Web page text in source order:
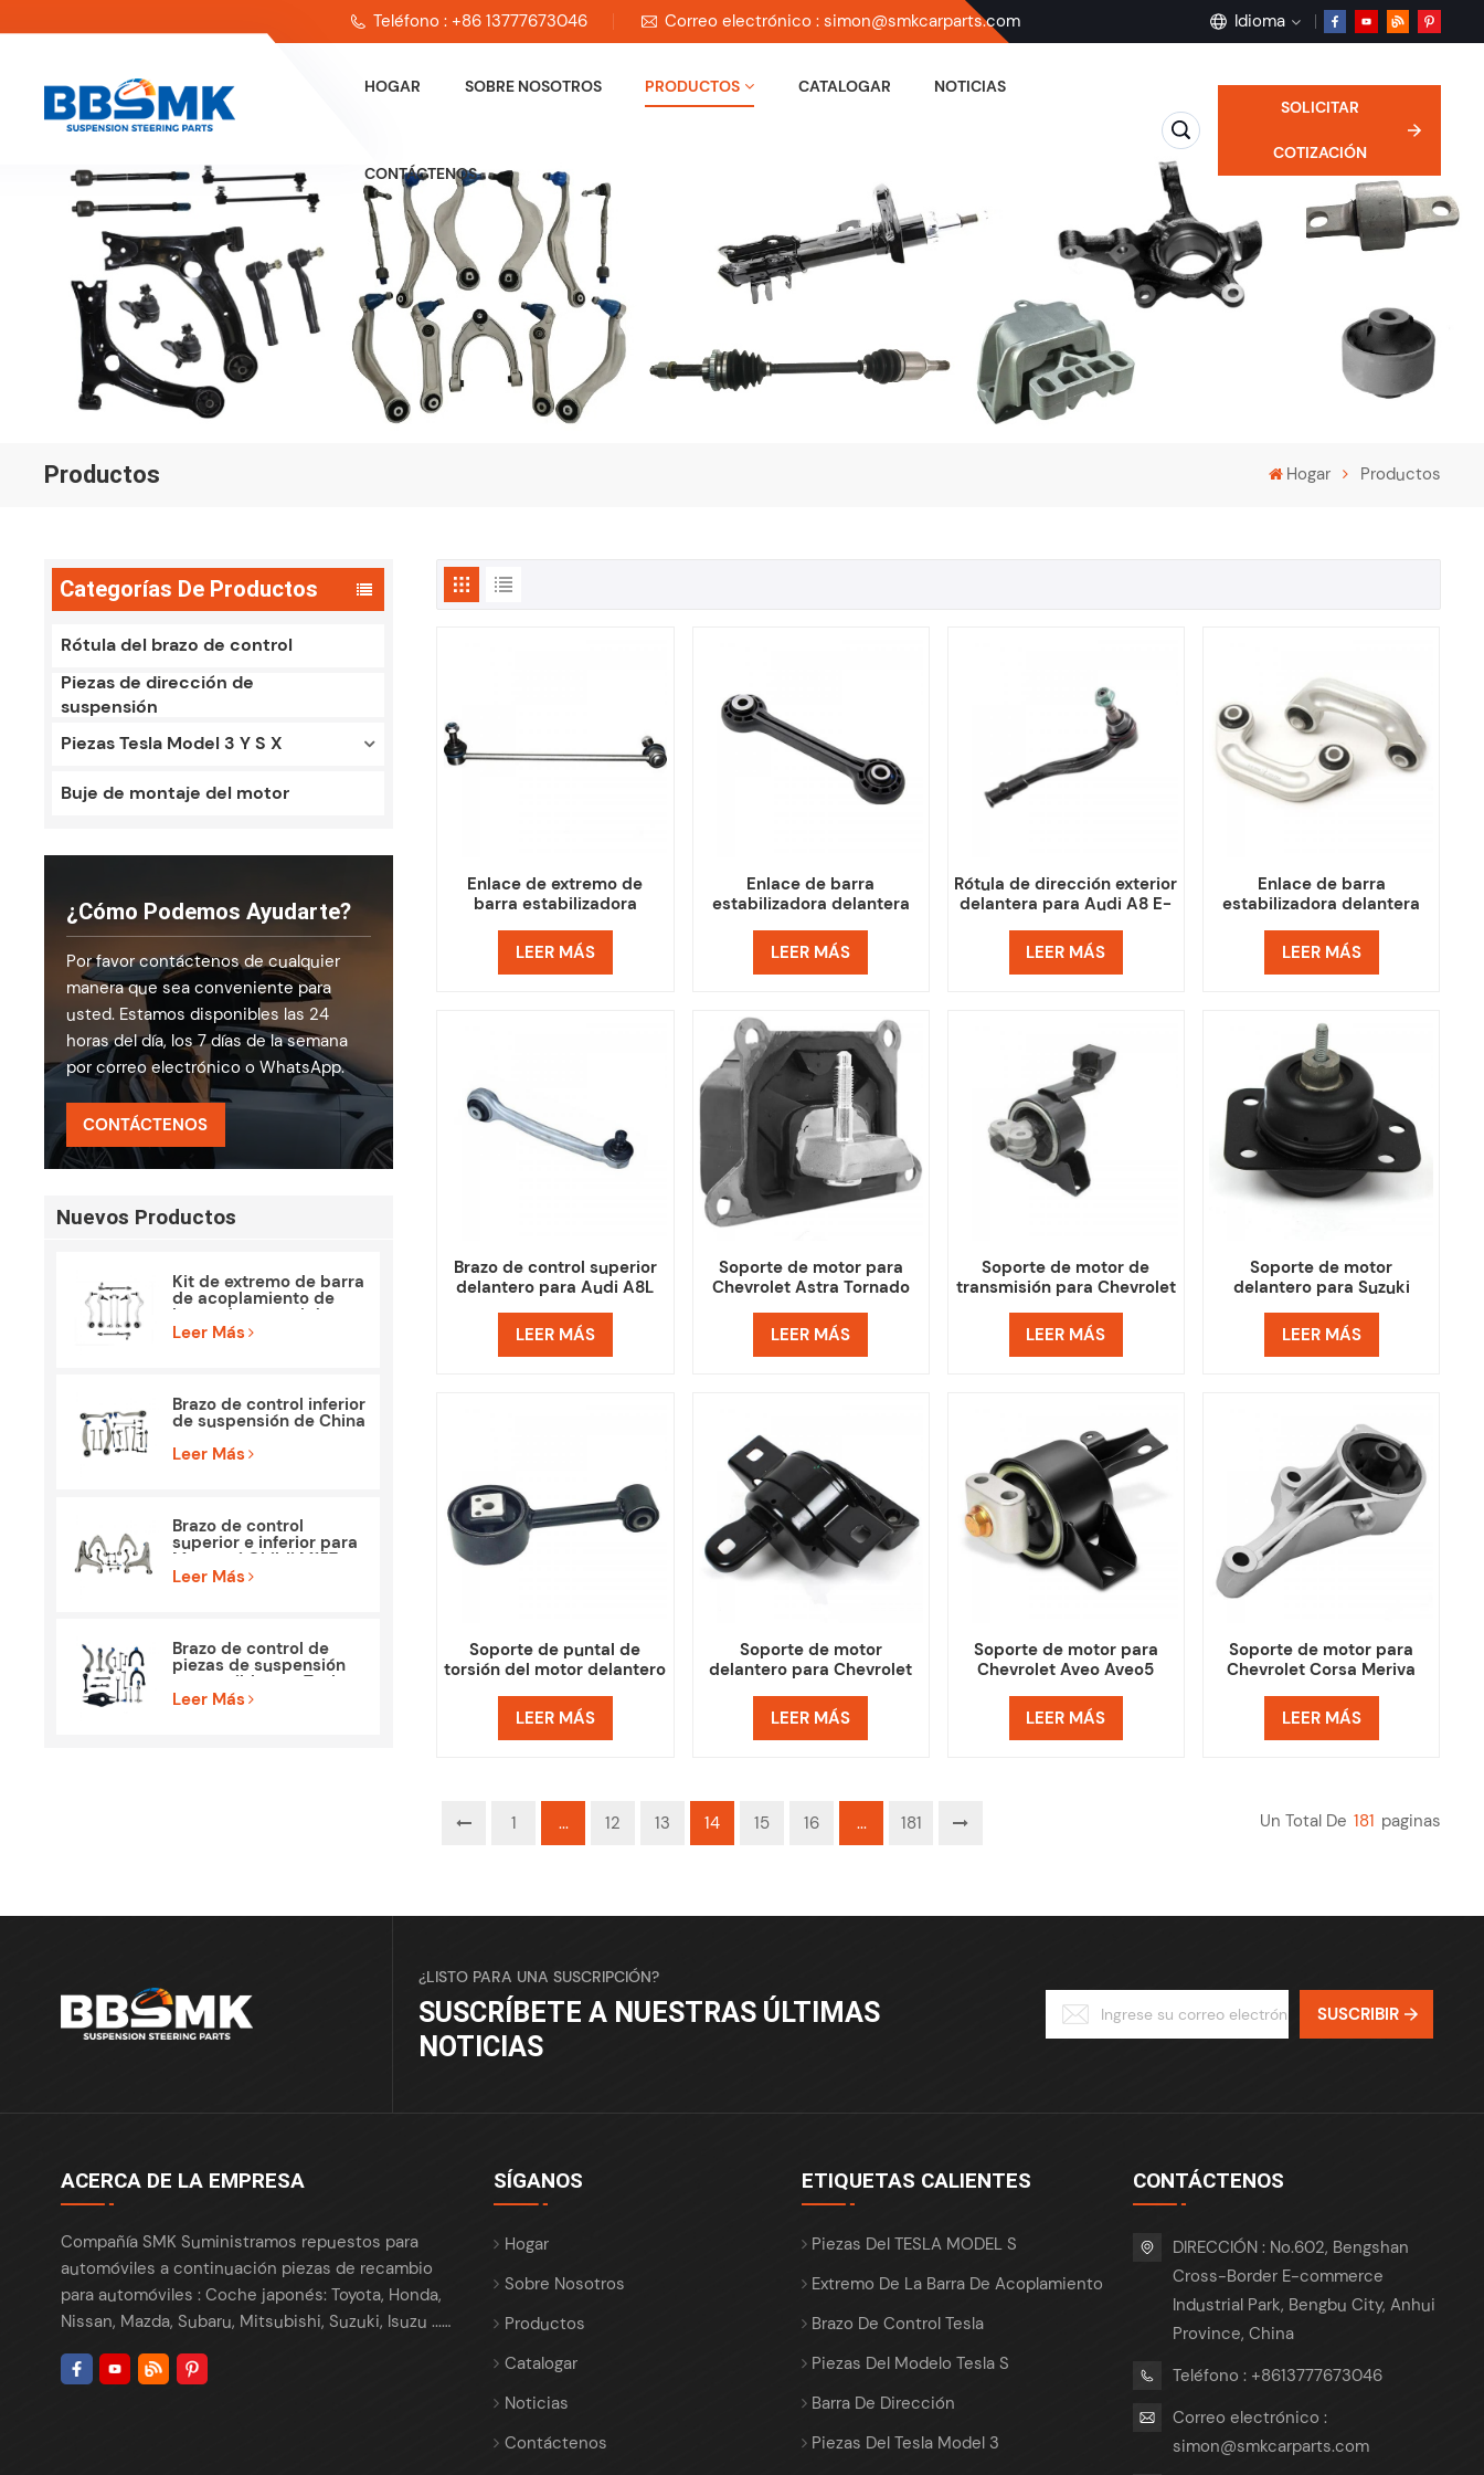
Teléfono : +86 13777673046 Correo electrónico : simon@smkcarparts.com Idioma
English
français
Deutsch
русский
HOGAR SOBRE NOSOTROS PRODUCTOS CATALOGAR NOTICIAS
CONTÁCTENOS
SOLICITAR
COTIZACIÓN
Productos Hogar Productos
Categorías De Productos
Rótula del brazo de control
Piezas de dirección de
suspensión
Piezas Tesla Model 3 Y S X
Buje de montaje del motor
¿Cómo Podemos Ayudarte?
Por favor contáctenos de cualquier
manera que sea conveniente para
usted. Estamos disponibles las 24
horas del día, los 7 días de la semana
por correo electrónico o WhatsApp.
CONTÁCTENOS
Nuevos Productos
Kit de extremo de barra
de acoplamiento de
brazo de control de
piezas de suspensión
Leer Más
Brazo de control inferior
de suspensión de China
para Mercedes Benz
W212 S212
Leer Más
Brazo de control
superior e inferior para
Maserati Ghibli M157
Piezas
Leer Más
Brazo de control de
piezas de suspensión
compatible con Tesla
Model 3
Leer Más
Enlace de extremo de
barra estabilizadora
Q2L TT VW Golf Jetta
LEER MÁS
Enlace de barra
estabilizadora delantera
A5 QUATTRO, A6, A6
QUATTRO, A7 QUATTRO
LEER MÁS
Rótula de dirección exterior
delantera para Audi A8 E-
LEER MÁS
Enlace de barra
estabilizadora delantera
A8 QUATTRO, S6, S8 y
Volkswagen PHAETON
LEER MÁS
Brazo de control superior
delantero para Audi A8L
LEER MÁS
Soporte de motor para
Chevrolet Astra Tornado
LEER MÁS
Soporte de motor de
transmisión para Chevrolet
LEER MÁS
Soporte de motor
delantero para Suzuki
Chevy Optra
LEER MÁS
Soporte de puntal de
torsión del motor delantero
Optra Suzuki Forenza Reno
LEER MÁS
Soporte de motor
delantero para Chevrolet
Wave G3
LEER MÁS
Soporte de motor para
Chevrolet Aveo Aveo5
LEER MÁS
Soporte de motor para
Chevrolet Corsa Meriva
LEER MÁS
1 ... 12 13 14 15 16 ... 181 Un Total De 181 Paginas
¿LISTO PARA UNA SUSCRIPCIÓN?
SUSCRÍBETE A NUESTRAS ÚLTIMAS
NOTICIAS
SUSCRIBIR
ACERCA DE LA EMPRESA
Compañía SMK Suministramos repuestos para
automóviles a continuación piezas de recambio
para automóviles : Coche japonés: Toyota, Honda,
Nissan, Mazda, Subaru, Mitsubishi, Suzuki, Isuzu ...
Porsche, Maserati, Renault, Peugeot , Citroën, Fiat,
SÍGANOS
Hogar
Sobre Nosotros
Productos
Catalogar
Noticias
Contáctenos
ETIQUETAS CALIENTES
Piezas Del TESLA MODEL S
Extremo De La Barra De Acoplamiento
Brazo De Control Tesla
Piezas Del Modelo Tesla S
Barra De Dirección
Piezas Del Tesla Model 3
CONTÁCTENOS
DIRECCIÓN : No.602, Bengshan
Cross-Border E-commerce
Industrial Park, Bengbu City, Anhui
Province, China
Teléfono : +8613777673046
Correo electrónico :
simon@smkcarparts.com